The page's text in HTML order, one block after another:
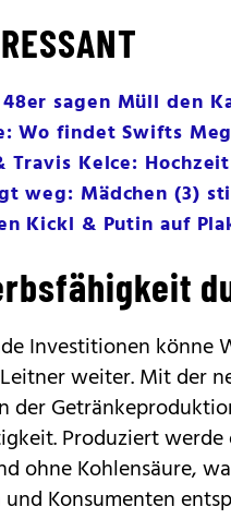
sagen Müll den
Wo findet Swifts
Kelce:
weg: Mädchen (3)
Kickl & Putin auf
Investitionen könne
weiter. Mit der
der
Produziert
ohne Kohlensäure,
Konsumenten